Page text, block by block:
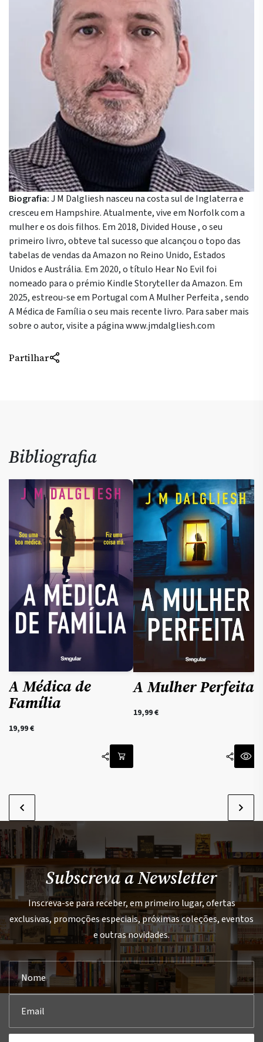
Biografia:J M Dalgliesh nasceu na costa sul de Inglaterra e
cresceu em Hampshire. Atualmente, vive em Norfolk com a
mulher e os dois filhos. Em 2018, Divided House , o seu
primeiro livro, obteve tal sucesso que alcançou o topo das
tabelas de vendas da Amazon no Reino Unido, Estados
Unidos e Austrália. Em 2020, o título Hear No Evil foi
nomeado para o prémio Kindle Storyteller da Amazon. Em
2025, estreou-se em Portugal com A Mulher Perfeita , sendo
A Médica de Família o seu mais recente livro. Para saber mais
sobre o autor, visite a página www.jmdalgliesh.com
Partilhar
Bibliografia
A Médica de
Família
19,99€
A Mulher Perfeita
19,99€
Subscreva a Newsletter
Inscreva-se para receber, em primeiro lugar, ofertas
exclusivas, promoções especiais, próximas coleções, eventos
e outras novidades.